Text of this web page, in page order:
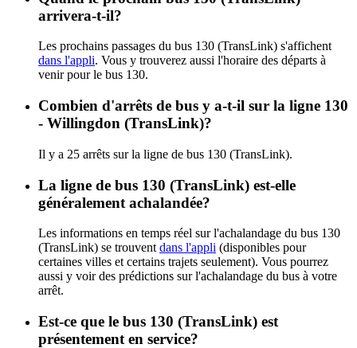
arrivera-t-il?
Les prochains passages du bus 130 (TransLink) s'affichent
dans l'appli. Vous y trouverez aussi l'horaire des départs à
venir pour le bus 130.
Combien d'arrêts de bus y a-t-il sur la ligne 130
- Willingdon (TransLink)?
Il y a 25 arrêts sur la ligne de bus 130 (TransLink).
La ligne de bus 130 (TransLink) est-elle
généralement achalandée?
Les informations en temps réel sur l'achalandage du bus 130
(TransLink) se trouvent dans l'appli (disponibles pour
certaines villes et certains trajets seulement). Vous pourrez
aussi y voir des prédictions sur l'achalandage du bus à votre
arrêt.
Est-ce que le bus 130 (TransLink) est
présentement en service?